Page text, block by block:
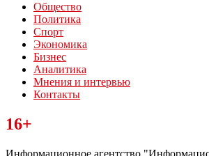
Общество
Политика
Спорт
Экономика
Бизнес
Аналитика
Мнения и интервью
Контакты
Читайте последние новости дня в
“ЗаНовомосковск”
16+